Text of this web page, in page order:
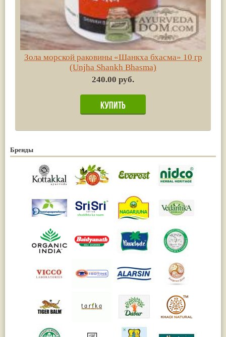
Зола морской раковины «Шанкха бхасма» 10 гр
(Unjha Shankh Bhasma)
240.00 руб.
Бренды